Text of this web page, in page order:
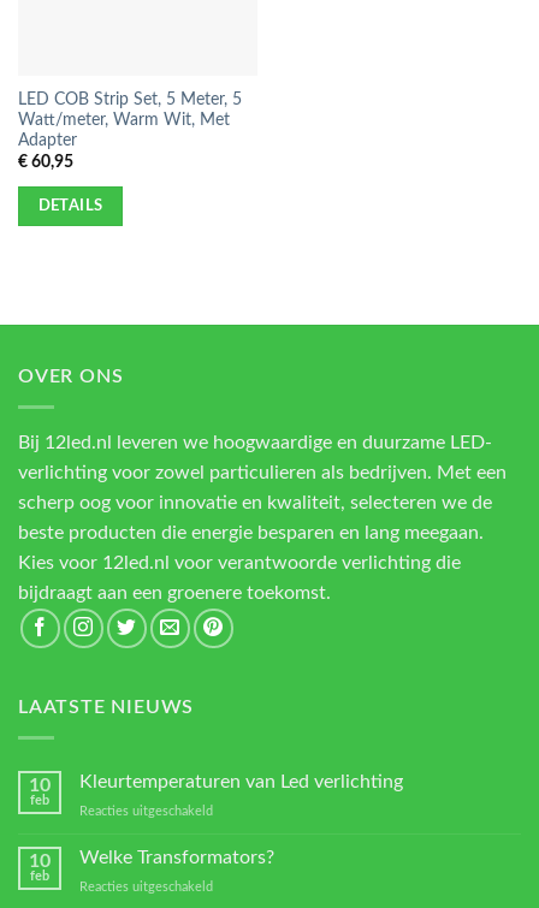
LED COB Strip Set, 5 Meter, 5
Watt/meter, Warm Wit, Met
Adapter
€60,95
DETAILS
OVER ONS
Bij 12led.nl leveren we hoogwaardige en duurzame LED-
verlichting voor zowel particulieren als bedrijven. Met een
scherp oog voor innovatie en kwaliteit, selecteren we de
beste producten die energie besparen en lang meegaan.
Kies voor 12led.nl voor verantwoorde verlichting die
bijdraagt aan een groenere toekomst.
LAATSTE NIEUWS
10
feb
Kleurtemperaturen van Led verlichting
Reacties uitgeschakeld
verlichting
10
feb
Welke Transformators?
Reacties uitgeschakeld